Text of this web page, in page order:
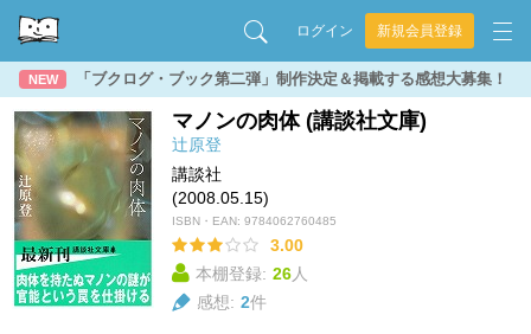
ログイン 新規会員登録
NEW 「ブクログ・ブック第二弾」制作決定＆掲載する感想大募集！
マノンの肉体 (講談社文庫)
辻原登
講談社
(2008.05.15)
ISBN・EAN: 9784062760485
3.00
本棚登録: 26人
感想: 2件